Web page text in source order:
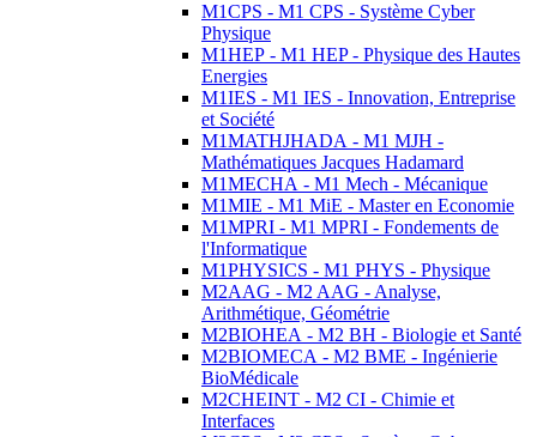
M1CPS - M1 CPS - Système Cyber
Physique
M1HEP - M1 HEP - Physique des Hautes
Energies
M1IES - M1 IES - Innovation, Entreprise
et Société
M1MATHJHADA - M1 MJH -
Mathématiques Jacques Hadamard
M1MECHA - M1 Mech - Mécanique
M1MIE - M1 MiE - Master en Economie
M1MPRI - M1 MPRI - Fondements de
l'Informatique
M1PHYSICS - M1 PHYS - Physique
M2AAG - M2 AAG - Analyse,
Arithmétique, Géométrie
M2BIOHEA - M2 BH - Biologie et Santé
M2BIOMECA - M2 BME - Ingénierie
BioMédicale
M2CHEINT - M2 CI - Chimie et
Interfaces